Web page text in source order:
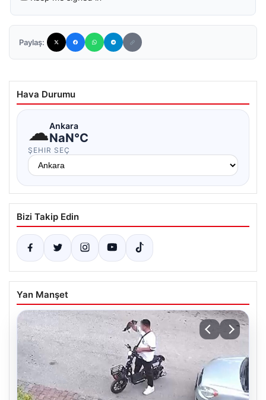
Paylaş:
Hava Durumu
☁Ankara
NaN°C
ŞEHIR SEÇ
Bizi Takip Edin
Yan Manşet